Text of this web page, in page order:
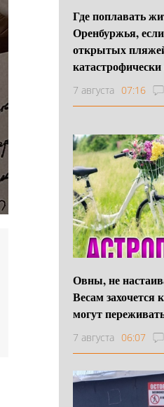
Где поплавать
Оренбуржья,
открытых
7 августа 07:16
Овны, не
Весам захочется
могут
7 августа 06:07